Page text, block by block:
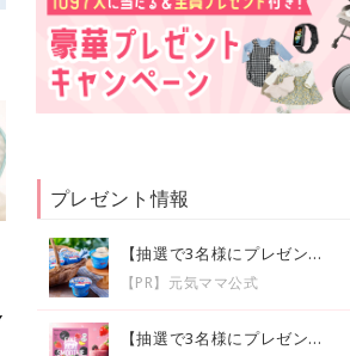
プレゼント情報
【抽選で3名様にプレゼン...
【PR】元気ママ公式
【抽選で3名様にプレゼン...